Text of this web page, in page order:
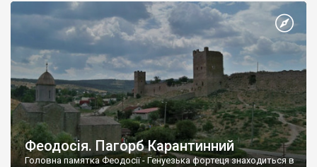
Феодосія. Пагорб Карантинний
Головна памятка Феодосії - Генуезька фортеця знаходиться в